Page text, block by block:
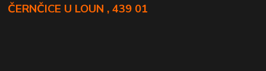
ČERNČICE U LOUN , 439 01